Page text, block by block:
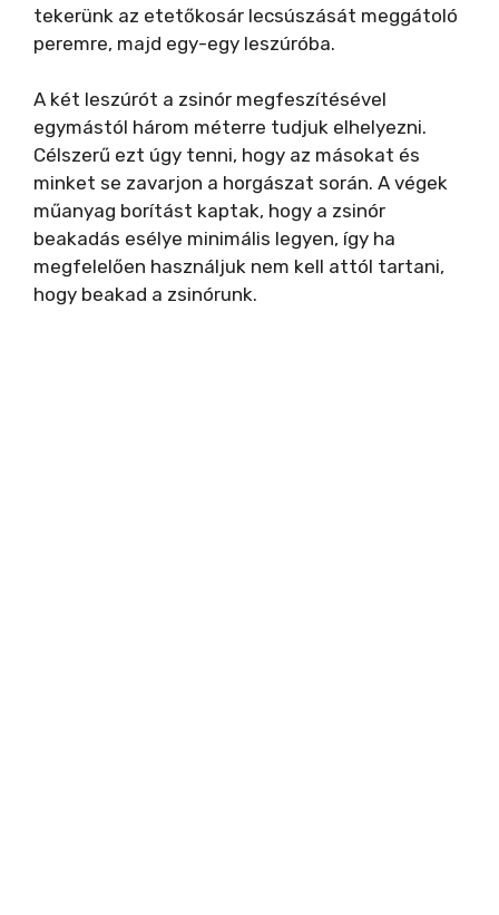
tekerünk az etetőkosár lecsúszását meggátoló
peremre, majd egy-egy leszúróba.
A két leszúrót a zsinór megfeszítésével
egymástól három méterre tudjuk elhelyezni.
Célszerű ezt úgy tenni, hogy az másokat és
minket se zavarjon a horgászat során. A végek
műanyag borítást kaptak, hogy a zsinór
beakadás esélye minimális legyen, így ha
megfelelően használjuk nem kell attól tartani,
hogy beakad a zsinórunk.